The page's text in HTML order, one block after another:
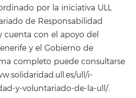
por la iniciativa ULL
de Responsabilidad
cuenta con el apoyo del
y el Gobierno de
completo puede consultarse
ull/i-
y-voluntariado-de-la-ull/.